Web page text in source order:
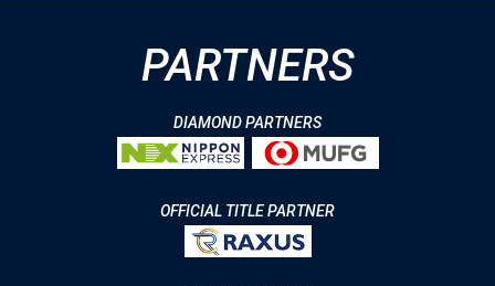
PARTNERS
DIAMOND PARTNERS
OFFICIAL TITLE PARTNER